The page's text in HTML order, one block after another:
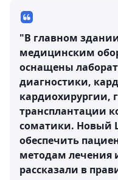
"В главном
медицинским
оснащены
диагностики,
кардиохирургии,
трансплантации
соматики. Новый
обеспечить
методам лечения
рассказали в